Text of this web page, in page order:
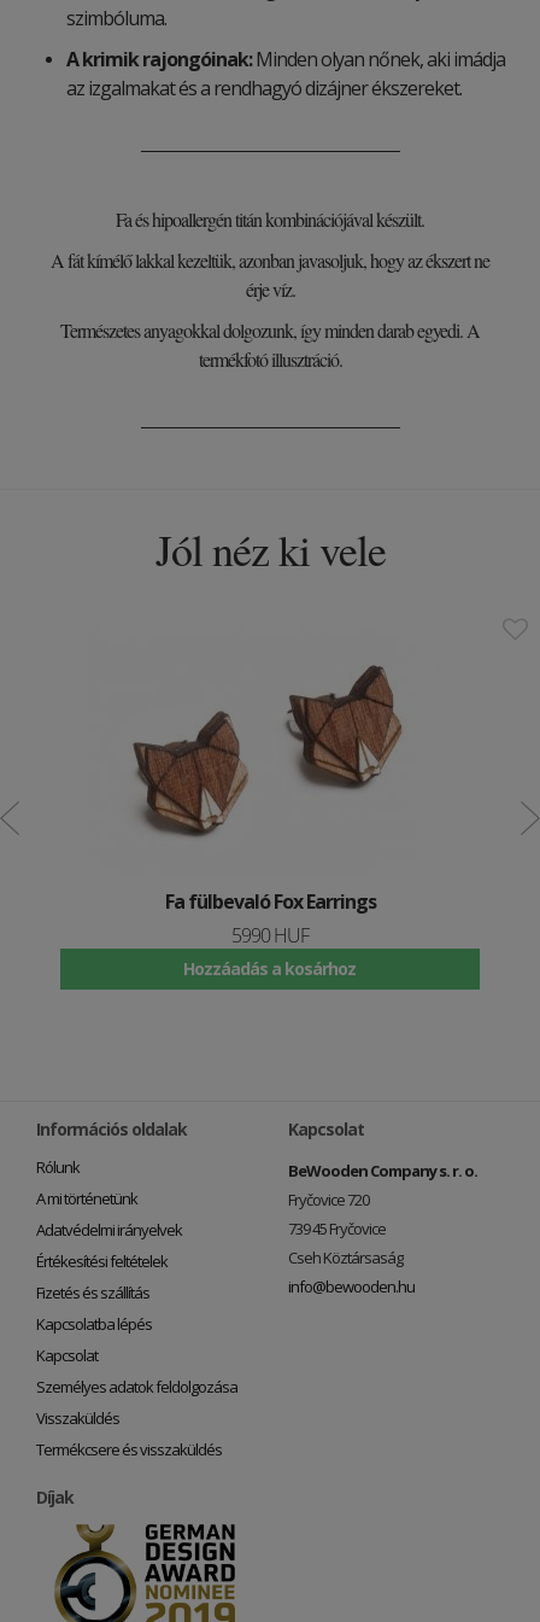
szimbóluma.
A krimik rajongóinak:Minden olyan nőnek, aki imádja
az izgalmakat és a rendhagyó dizájner ékszereket.
Fa és hipoallergén titán kombinációjával készült.
A fát kímélő lakkal kezeltük, azonban javasoljuk, hogy az ékszert ne
érje víz.
Természetes anyagokkal dolgozunk, így minden darab egyedi. A
termékfotó illusztráció.
Jól néz ki vele
Fa fülbevaló Fox Earrings
5990 HUF
Hozzáadás a kosárhoz
Információs oldalak
Rólunk
A mi történetünk
Adatvédelmi irányelvek
Értékesítési feltételek
Fizetés és szállítás
Kapcsolatba lépés
Kapcsolat
Személyes adatok feldolgozása
Visszaküldés
Termékcsere és visszaküldés
Kapcsolat
BeWooden Company s. r. o.
Fryčovice 720
739 45 Fryčovice
Cseh Köztársaság
info@bewooden.hu
Díjak